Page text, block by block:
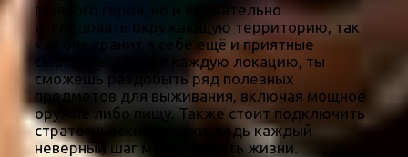
главного героя, но и внимательно
исследовать окружающую территорию, так
как она хранит в себе ещё и приятные
сюрпризы. Изучая каждую локацию, ты
сможешь раздобыть ряд полезных
предметов для выживания, включая мощное
оружие либо пищу. Также стоит подключить
стратегические навыки, ведь каждый
неверный шаг может стоить жизни.